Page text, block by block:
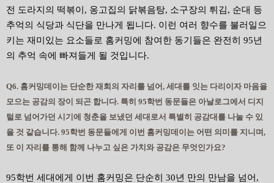
전 도라지의 떡볶이, 옹고집의 닭볶음탕, 소구장의 튀김, 순대 등
추억의 식당과 식단을 만나게 됩니다. 이런 여러 향수를 불러일으
키는 재미있는 요소들로 홈커밍에 참여한 동기들은 완전히 95년
의 추억 속에 빠져들게 될 것입니다.
Q6. 홈커밍데이는 단순한 재회의 자리를 넘어, 세대를 잇는 다리이자 마음을
모으는 공감의 장이 되곤 합니다. 특히 95학번 동문들은 아날로그에서 디지
털로 넘어가던 시기에 청춘을 보냈던 세대로서 특별히 공감대를 나눌 수 있
을 것 같습니다. 95학번 동문들에게 이번 홈커밍데이는 어떤 의미를 지니며,
또 이 자리를 통해 함께 나누고 싶은 가치와 공감은 무엇인가요?
95학번 세대에게 이번 홈커밍은 단순히 30년 만의 만남을 넘어,